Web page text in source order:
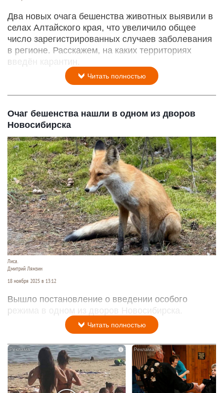
Два новых очага бешенства животных выявили в
селах Алтайского края, что увеличило общее
число зарегистрированных случаев заболевания
в регионе. Расскажем, на каких территориях
введён карантин.
Читать полностью
Очаг бешенства нашли в одном из дворов
Новосибирска
Лиса.
Дмитрий Лямзин
18 ноября 2025 в 13:12
Вышло постановление о введении особого
режима в одном из дворов Новосибирска.
Читать полностью
i